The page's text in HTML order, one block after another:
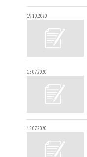
19.10.2020
15.07.2020
15.07.2020